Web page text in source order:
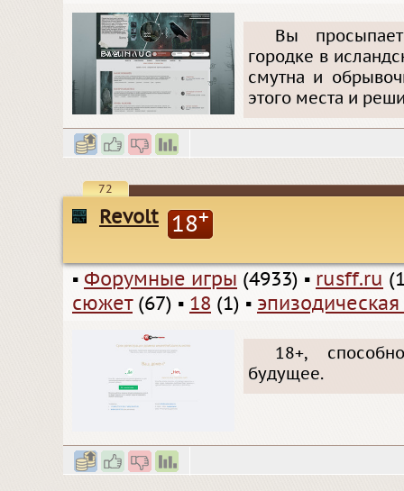
Вы
городке в
смутна и
этого места и
72
Revolt 18+
▪ Форумные игры (4933) ▪ rusff.ru
сюжет(67) ▪ 18 (1) ▪ эпизодическая
18+,
будущее.